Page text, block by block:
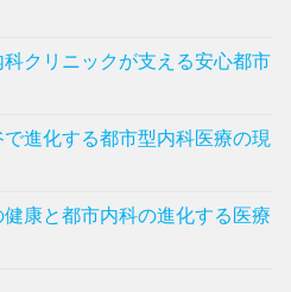
クリニックが支える安心都市
進化する都市型内科医療の現
康と都市内科の進化する医療